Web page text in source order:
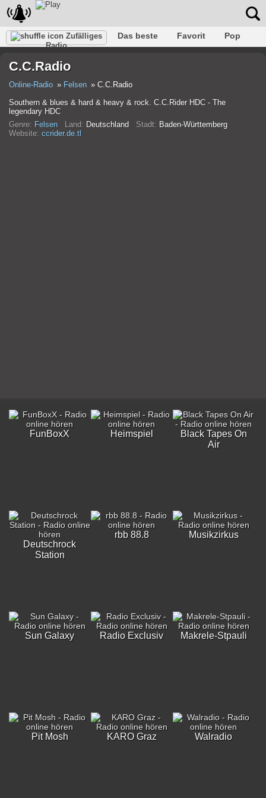
Zufälliges
Radio
Das beste Favorit
Pop
Rap
Trans
C.C.Radio
Online-Radio Felsen
C.C.Radio
Southern & blues & hard & heavy & rock. C.C.Rider HDC - The
legendary HDC
Genre: Felsen Land: Deutschland Stadt: Baden-Württemberg
Website: ccrider.de.tl
FunBoxX Heimspiel
Black Tapes On
Air
Deutschrock
Station
rbb 88.8 Musikzirkus
Sun Galaxy Radio Exclusiv Makrele-Stpauli
Pit Mosh KARO Graz Walradio